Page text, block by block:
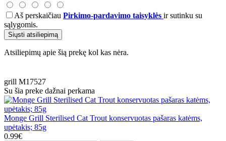
Aš perskaičiau Pirkimo-pardavimo taisyklės ir sutinku su
sąlygomis.
Siųsti atsiliepimą
Atsiliepimų apie šią prekę kol kas nėra.
grill M17527
Su šia preke dažnai perkama
Monge Grill Sterilised Cat Trout konservuotas pašaras katėms,
upėtakis; 85g
0.99€